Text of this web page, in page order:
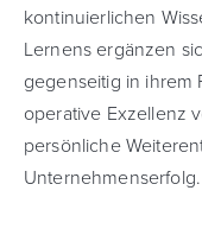
kontinuierlichen
Lernens ergänzen
gegenseitig in ihrem
operative Exzellenz
persönliche
Unternehmenserfolg.